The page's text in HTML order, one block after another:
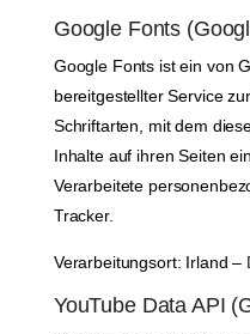
Google Fonts
Google Fonts ist ein von
bereitgestellter Service
Schriftarten, mit dem
Inhalte auf ihren Seiten
Verarbeitete
Tracker.
Verarbeitungsort: Irland –
YouTube Data API